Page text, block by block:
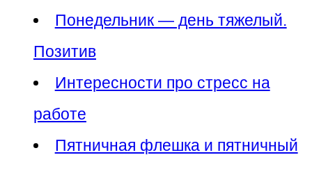
Понедельник — день тяжелый.
Позитив
Интересности про стресс на
работе
Пятничная флешка и пятничный